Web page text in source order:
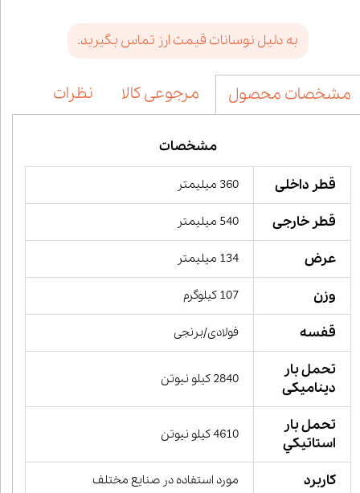
به دلیل نوسانات قیمت ارز تماس بگیرید.
مشخصات محصول مرجوعی کالا نظرات
مشخصات
قطر داخلی 360 میلیمتر
قطر خارجی 540 میلیمتر
عرض 134 میلیمتر
وزن 107 کیلوگرم
قفسه فولادی/برنجی
تحمل بار
دینامیکی
2840 کیلو نیوتن
تحمل بار
استاتيكي
4610 کیلو نیوتن
کاربرد مورد استفاده در صنایع مختلف